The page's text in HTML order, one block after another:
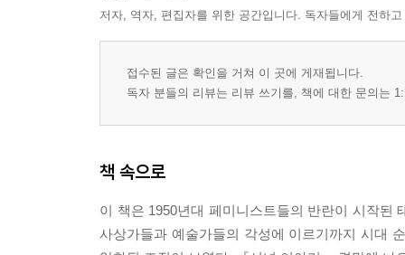
저자, 역자, 편집자를 위한 공간입니다. 독자들에게 전하
접수된 글은 확인을 거쳐 이 곳에 게재됩니다.
독자 분들의 리뷰는 리뷰 쓰기를, 책에 대한 문의는
책 속으로
이 책은 1950년대 페미니스트들의 반란이 시작된
사상가들과 예술가들의 각성에 이르기까지 시대